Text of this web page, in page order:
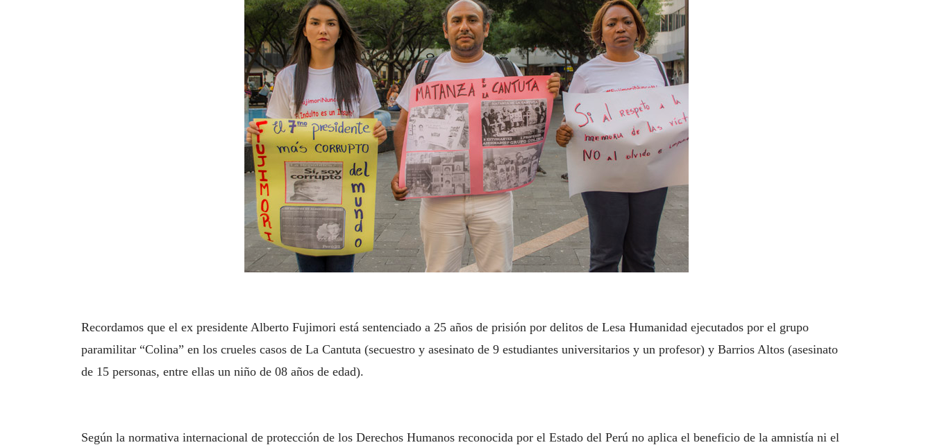
Recordamos que el ex presidente Alberto Fujimori está sentenciado a 25 años de prisión por delitos de Lesa Humanidad ejecutados por el grupo
paramilitar “Colina” en los crueles casos de La Cantuta (secuestro y asesinato de 9 estudiantes universitarios y un profesor) y Barrios Altos (asesinato
de 15 personas, entre ellas un niño de 08 años de edad).
Según la normativa internacional de protección de los Derechos Humanos reconocida por el Estado del Perú no aplica el beneficio de la amnistía ni el